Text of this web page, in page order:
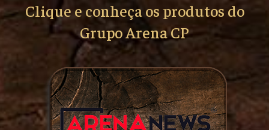
Clique e conheça os produtos do
Grupo Arena CP